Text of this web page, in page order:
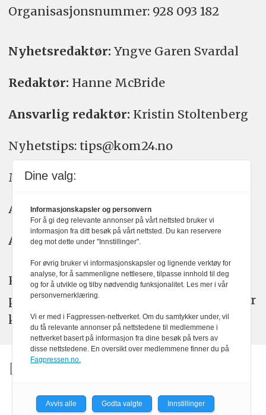
Organisasjons­nummer: 928 093 182
Nyhetsredaktør: Yngve Garen Svardal
Redaktør: Hanne McBride
Ansvarlig redaktør: Kristin Stoltenberg
Nyhetstips: tips@kom24.no
Meninger: meninger@kom24.no
Annonse: annonse@watchmedia.no
Abonnement:kom24@watchmedia.no
KOM24 arbeider etter Vær Varsom-
plakatens regler for god presseskikk. Her
kan du lese mer omPFUsarbeid.
Dine valg:
Informasjonskapsler og personvern
For å gi deg relevante annonser på vårt nettsted bruker vi
informasjon fra ditt besøk på vårt nettsted. Du kan reservere
deg mot dette under "Innstillinger".
For øvrig bruker vi informasjonskapsler og lignende verktøy for
analyse, for å sammenligne nettlesere, tilpasse innhold til deg
og for å utvikle og tilby nødvendig funksjonalitet. Les mer i vår
personvernerklæring.
Vi er med i Fagpressen-nettverket. Om du samtykker under, vil
du få relevante annonser på nettstedene til medlemmene i
nettverket basert på informasjon fra dine besøk på tvers av
disse nettstedene. En oversikt over medlemmene finner du på
Fagpressen.no.
Avvis alle Godta valgte Innstillinger